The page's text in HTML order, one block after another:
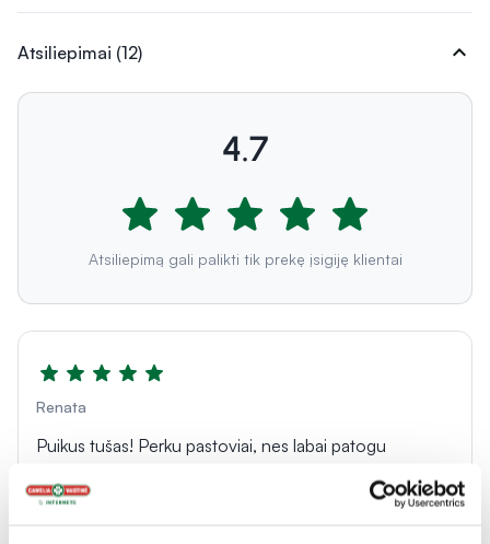
Atsiliepimai (12) expand_more
4.7
Atsiliepimą gali palikti tik prekę įsigiję klientai
Renata
Puikus tušas! Perku pastoviai, nes labai patogu
Idun, puoselėjantis natūralią sudėtį ir kad būna